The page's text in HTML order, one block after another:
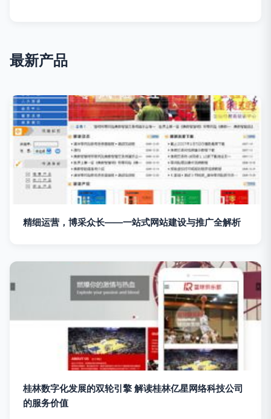
最新产品
精细运营，博采众长——一站式网站建设与推广全解析
桂林数字化发展的双轮引擎 解读桂林亿星网络科技公司
的服务价值